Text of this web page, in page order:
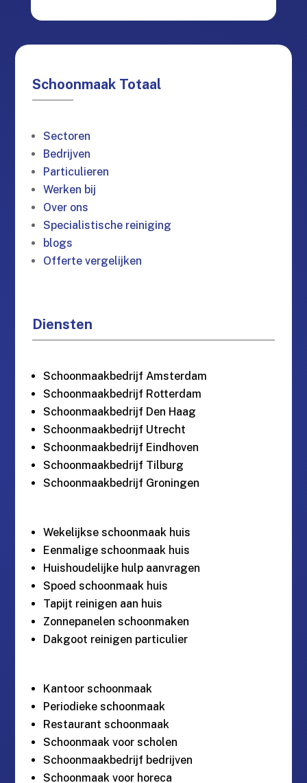
Schoonmaak Totaal
Sectoren
Bedrijven
Particulieren
Werken bij
Over ons
Specialistische reiniging
blogs
Offerte vergelijken
Diensten
Schoonmaakbedrijf Amsterdam
Schoonmaakbedrijf Rotterdam
Schoonmaakbedrijf Den Haag
Schoonmaakbedrijf Utrecht
Schoonmaakbedrijf Eindhoven
Schoonmaakbedrijf Tilburg
Schoonmaakbedrijf Groningen
Wekelijkse schoonmaak huis
Eenmalige schoonmaak huis
Huishoudelijke hulp aanvragen
Spoed schoonmaak huis
Tapijt reinigen aan huis
Zonnepanelen schoonmaken
Dakgoot reinigen particulier
Kantoor schoonmaak
Periodieke schoonmaak
Restaurant schoonmaak
Schoonmaak voor scholen
Schoonmaakbedrijf bedrijven
Schoonmaak voor horeca